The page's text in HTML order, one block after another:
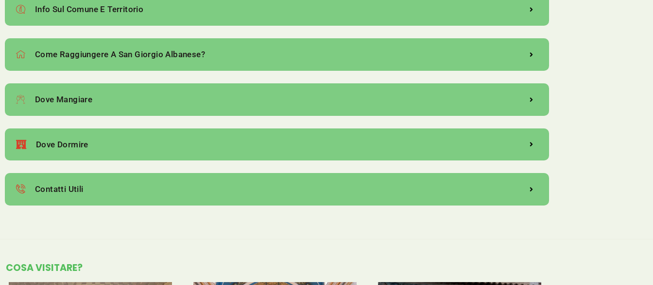
Info Sul Comune E Territorio
Come Raggiungere A San Giorgio Albanese?
Dove Mangiare
Dove Dormire
Contatti Utili
COSA VISITARE?